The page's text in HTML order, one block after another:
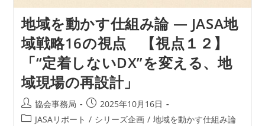
間
が“対
話
で
き
な
い”理
由
を
解
く」
地域を動かす仕組み論 ― JASA地
域戦略16の視点 【視点１２】
「“定着しないDX”を変える、地
域現場の再設計」
投
稿
協会事務局
投
稿
2025年10月16日
投 JASAリポート / シリーズ企画 / 地域を動かす仕組み論